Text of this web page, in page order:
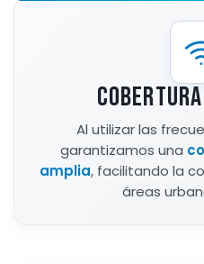
Al utilizar las
garantizamos una
amplia, facilitando la
áreas